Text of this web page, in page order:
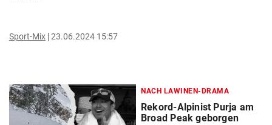
Sport-Mix 23.06.2024 15:57
NACH LAWINEN-DRAMA
Rekord-Alpinist Purja am
Broad Peak geborgen